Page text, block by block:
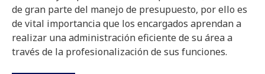
de gran parte del manejo de presupuesto, por ello es
de vital importancia que los encargados aprendan a
realizar una administración eficiente de su área a
través de la profesionalización de sus funciones.